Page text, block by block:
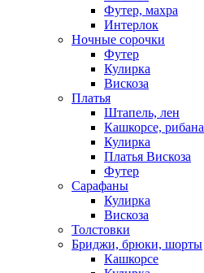
Футер, махра
Интерлок
Ночные сорочки
Футер
Кулирка
Вискоза
Платья
Штапель, лен
Кашкорсе, рибана
Кулирка
Платья Вискоза
Футер
Сарафаны
Кулирка
Вискоза
Толстовки
Бриджи, брюки, шорты
Кашкорсе